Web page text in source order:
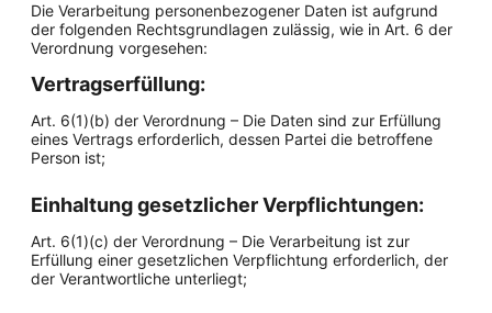
Die Verarbeitung personenbezogener Daten ist aufgrund
der folgenden Rechtsgrundlagen zulässig, wie in Art. 6 der
Verordnung vorgesehen:
Vertragserfüllung:
Art. 6(1)(b) der Verordnung – Die Daten sind zur Erfüllung
eines Vertrags erforderlich, dessen Partei die betroffene
Person ist;
Einhaltung gesetzlicher Verpflichtungen:
Art. 6(1)(c) der Verordnung – Die Verarbeitung ist zur
Erfüllung einer gesetzlichen Verpflichtung erforderlich, der
der Verantwortliche unterliegt;